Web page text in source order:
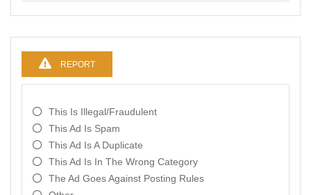
REPORT
This Is Illegal/fraudulent
This Ad Is Spam
This Ad Is A Duplicate
This Ad Is In The Wrong Category
The Ad Goes Against Posting Rules